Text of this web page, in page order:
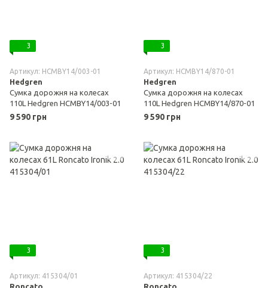
3
Артикул: HCMBY14/003-01
Hedgren
Сумка дорожня на колесах
110L Hedgren HCMBY14/003-01
9 590 грн
3
Артикул: HCMBY14/870-01
Hedgren
Сумка дорожня на колесах
110L Hedgren HCMBY14/870-01
9 590 грн
3
Артикул: 415304/01
Roncato
3
Артикул: 415304/22
Roncato